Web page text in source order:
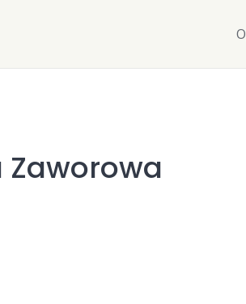
Zaworowa